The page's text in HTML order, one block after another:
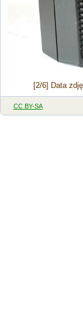
[2/6] Data
CC BY-SA